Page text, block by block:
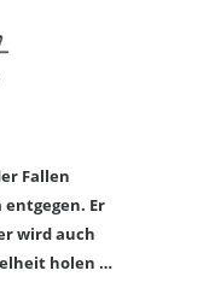
Fallen
Er
wird auch
holen …